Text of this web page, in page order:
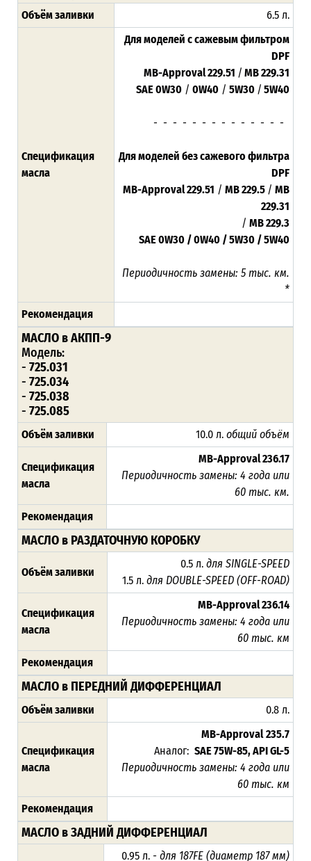
Объём заливки 6.5 л.
Спецификация
масла
Для моделей с сажевым фильтром
DPF
MB-Approval 229.51 / MB 229.31
SAE 0W30 / 0W40 / 5W30 / 5W40
- - - - - - - - - - - - - -
Для моделей без сажевого фильтра
DPF
MB-Approval 229.51 / MB 229.5 / MB
229.31
/ MB 229.3
SAE 0W30 / 0W40 / 5W30 / 5W40
Периодичность замены: 5 тыс. км.
*
Рекомендация
МАСЛО в АКПП-9
Модель:
- 725.031
- 725.034
- 725.038
- 725.085
Объём заливки 10.0 л. общий объём
Спецификация
масла
MB-Approval 236.17
Периодичность замены: 4 года или
60 тыс. км.
Рекомендация
МАСЛО в РАЗДАТОЧНУЮ КОРОБКУ
Объём заливки
0.5 л. для SINGLE-SPEED
1.5 л. для DOUBLE-SPEED (OFF-ROAD)
Спецификация
масла
MB-Approval 236.14
Периодичность замены: 4 года или
60 тыс. км
Рекомендация
МАСЛО в ПЕРЕДНИЙ ДИФФЕРЕНЦИАЛ
Объём заливки 0.8 л.
Спецификация
масла
MB-Approval 235.7
Аналог: SAE 75W-85, API GL-5
Периодичность замены: 4 года или
60 тыс. км
Рекомендация
МАСЛО в ЗАДНИЙ ДИФФЕРЕНЦИАЛ
0.95 л. - для 187FE (диаметр 187 мм)